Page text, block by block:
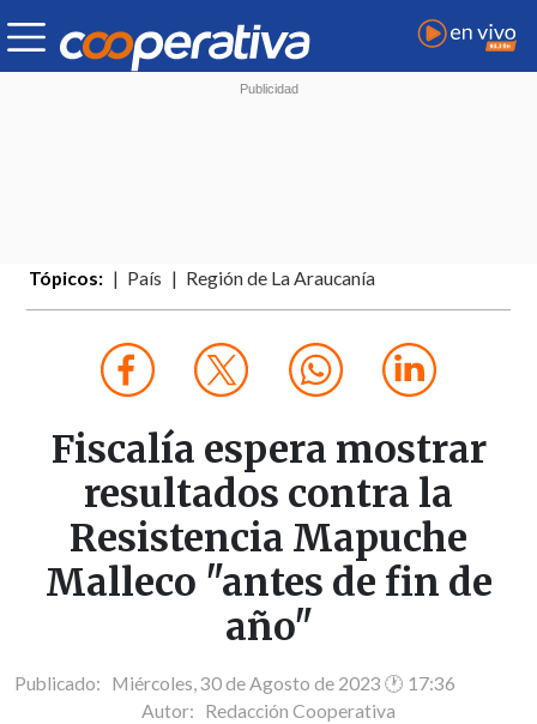
Tópicos: País Región de La Araucanía
Fiscalía espera mostrar
resultados contra la
Resistencia Mapuche
Malleco "antes de fin de
año"
Publicado: Miércoles, 30 de Agosto de 2023 🕐 17:36
Autor: Redacción Cooperativa